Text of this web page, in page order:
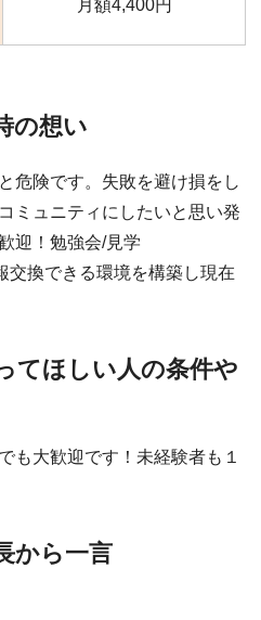
月額4,400円
の想い
危険です。失敗を避け損をし
ミュニティにしたいと思い発
迎！勉強会/見学
交換できる環境を構築し現在
てほしい人の条件や
も大歓迎です！未経験者も１
から一言